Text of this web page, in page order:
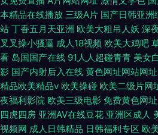
本精品在线播放 三级A片 国产日韩亚洲
站 丁香五月天亚洲 欧美大粗吊人妖 深
叉叉操小骚逼 成人18视频 欧美大鸡吧
看 岛国国产在线 91人人超碰青青 美女
影 国产内射后入在线 黄色网址网站网址
精品欧美精品v 欧美操碰 欧美二级片网
夜福利影院 欧美三级电影 免费黄色网址
四虎四房 亚洲AV在线豆花 亚洲区成人
视频网 成人日韩精品 日韩福利专区 欧